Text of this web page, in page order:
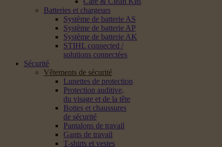
Batteries et chargeurs
Système de batterie AS
Système de batterie AP
Système de batterie AK
STIHL connected /
solutions connectées
Sécurité
Vêtements de sécurité
Lunettes de protection
Protection auditive,
du visage et de la tête
Bottes et chaussures
de sécurité
Pantalons de travail
Gants de travail
T-shirts et vestes